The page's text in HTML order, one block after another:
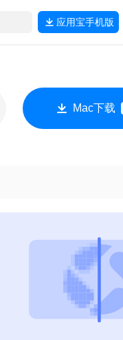
应用宝手机版
Mac下载